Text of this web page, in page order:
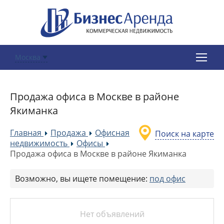
Москва
Продажа офиса в Москве в районе
Якиманка
Поиск на карте
Главная »Продажа »Офисная
недвижимость
»Офисы
Продажа офиса в Москве в районе Якиманка
Возможно, вы ищете помещение: под офис
Нет объявлений